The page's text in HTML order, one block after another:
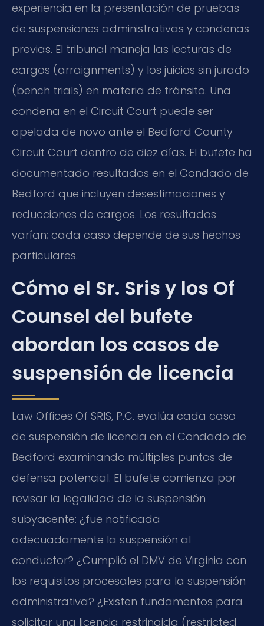
experiencia en la presentación de pruebas
de suspensiones administrativas y condenas
previas. El tribunal maneja las lecturas de
cargos (arraignments) y los juicios sin jurado
(bench trials) en materia de tránsito. Una
condena en el Circuit Court puede ser
apelada de novo ante el Bedford County
Circuit Court dentro de diez días. El bufete ha
documentado resultados en el Condado de
Bedford que incluyen desestimaciones y
reducciones de cargos. Los resultados
varían; cada caso depende de sus hechos
particulares.
Cómo el Sr. Sris y los Of
Counsel del bufete
abordan los casos de
suspensión de licencia
Law Offices Of SRIS, P.C. evalúa cada caso
de suspensión de licencia en el Condado de
Bedford examinando múltiples puntos de
defensa potencial. El bufete comienza por
revisar la legalidad de la suspensión
subyacente: ¿fue notificada
adecuadamente la suspensión al
conductor? ¿Cumplió el DMV de Virginia con
los requisitos procesales para la suspensión
administrativa? ¿Existen fundamentos para
solicitar una licencia restringida (restricted